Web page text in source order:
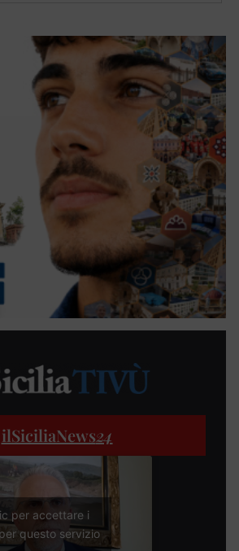
ilSiciliaNews24
per accettare i
questo servizio